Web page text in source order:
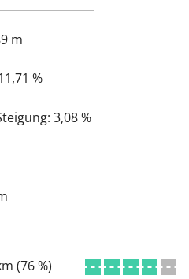
m
%
3,08 %
(76 %)